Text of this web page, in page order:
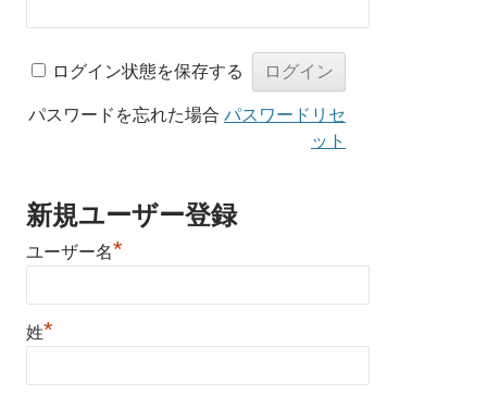
ログイン状態を保存する
パスワードを忘れた場合 パスワードリセ
ット
新規ユーザー登録
ユーザー名*
姓*